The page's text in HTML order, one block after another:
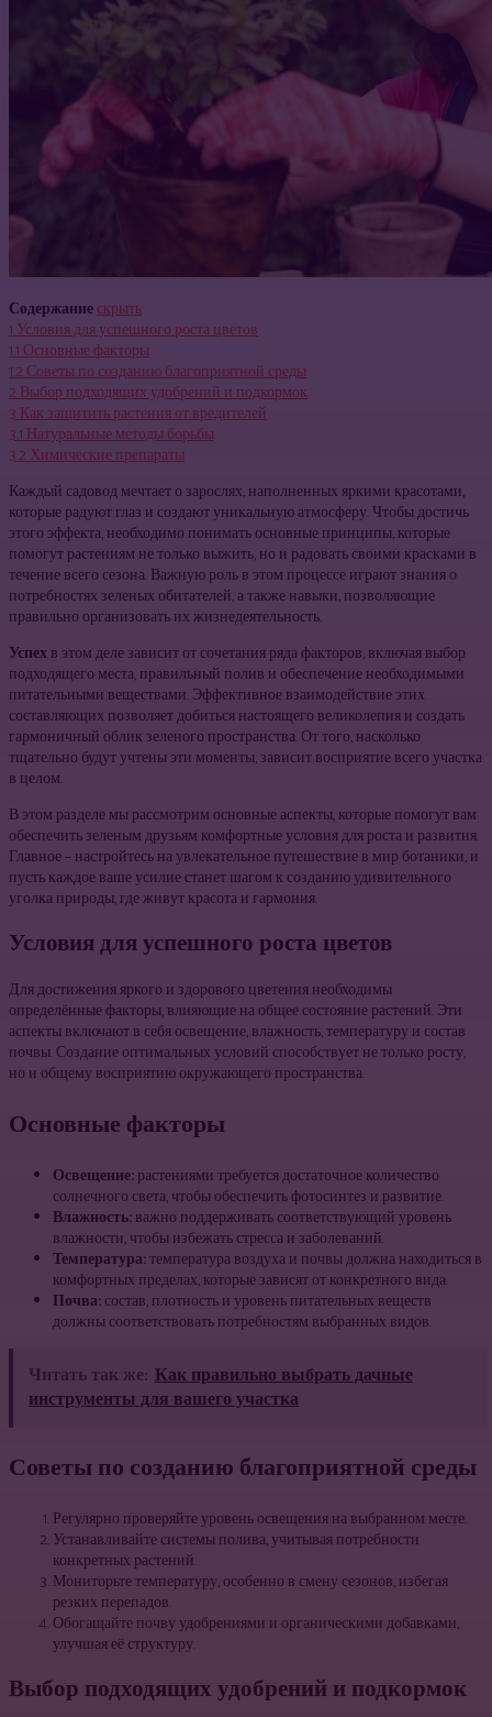
Содержаниескрыть
1Условия для успешного роста цветов
1.1Основные факторы
1.2Советы по созданию благоприятной среды
2Выбор подходящих удобрений и подкормок
3Как защитить растения от вредителей
3.1Натуральные методы борьбы
3.2Химические препараты
Каждый садовод мечтает о зарослях, наполненных яркими красотами,
которые радуют глаз и создают уникальную атмосферу. Чтобы достичь
этого эффекта, необходимо понимать основные принципы, которые
помогут растениям не только выжить, но и радовать своими красками в
течение всего сезона. Важную роль в этом процессе играют знания о
потребностях зеленых обитателей, а также навыки, позволяющие
правильно организовать их жизнедеятельность.
Успехв этом деле зависит от сочетания ряда факторов, включая выбор
подходящего места, правильный полив и обеспечение необходимыми
питательными веществами. Эффективное взаимодействие этих
составляющих позволяет добиться настоящего великолепия и создать
гармоничный облик зеленого пространства. От того, насколько
тщательно будут учтены эти моменты, зависит восприятие всего участка
в целом.
В этом разделе мы рассмотрим основные аспекты, которые помогут вам
обеспечить зеленым друзьям комфортные условия для роста и развития.
Главное – настройтесь на увлекательное путешествие в мир ботаники, и
пусть каждое ваше усилие станет шагом к созданию удивительного
уголка природы, где живут красота и гармония.
Условия для успешного роста цветов
Для достижения яркого и здорового цветения необходимы
определённые факторы, влияющие на общее состояние растений. Эти
аспекты включают в себя освещение, влажность, температуру и состав
почвы. Создание оптимальных условий способствует не только росту,
но и общему восприятию окружающего пространства.
Основные факторы
Освещение:растениями требуется достаточное количество
солнечного света, чтобы обеспечить фотосинтез и развитие.
Влажность:важно поддерживать соответствующий уровень
влажности, чтобы избежать стресса и заболеваний.
Температура:температура воздуха и почвы должна находиться в
комфортных пределах, которые зависят от конкретного вида.
Почва:состав, плотность и уровень питательных веществ
должны соответствовать потребностям выбранных видов.
Читать так же: Как правильно выбрать дачные
инструменты для вашего участка
Советы по созданию благоприятной среды
Регулярно проверяйте уровень освещения на выбранном месте.
Устанавливайте системы полива, учитывая потребности
конкретных растений.
Мониторьте температуру, особенно в смену сезонов, избегая
резких перепадов.
Обогащайте почву удобрениями и органическими добавками,
улучшая её структуру.
Выбор подходящих удобрений и подкормок